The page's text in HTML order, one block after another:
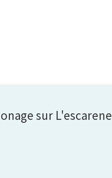
sur L'escarene